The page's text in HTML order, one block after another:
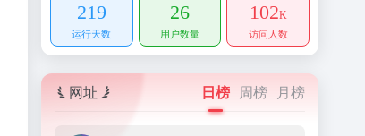
219
运行天数
26
用户数量
102K
访问人数
网址 日榜 周榜 月榜